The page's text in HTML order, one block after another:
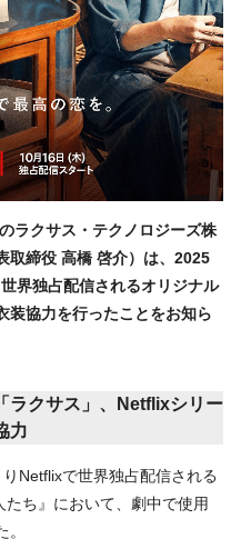
ラクサス・テクノロジーズ株
取締役 高橋 啓介）は、2025
界独占配信されるオリジナル
装協力を行ったことをお知ら
ラクサス」、Netflixシリー
力
Netflixで世界独占配信される
ち』において、劇中で使用